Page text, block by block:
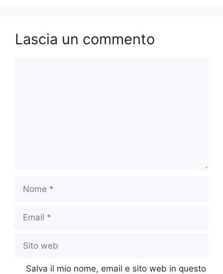
Lascia un commento
web
Salva il mio nome, email e sito web in questo